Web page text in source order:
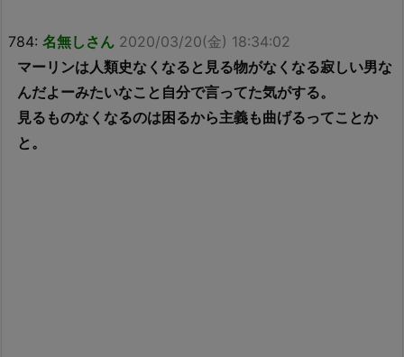
784: 名無しさん 2020/03/20(金) 18:34:02
マーリンは人類史なくなると見る物がなくなる寂しい男な
んだよーみたいなこと自分で言ってた気がする。
見るものなくなるのは困るから主義も曲げるってことか
と。